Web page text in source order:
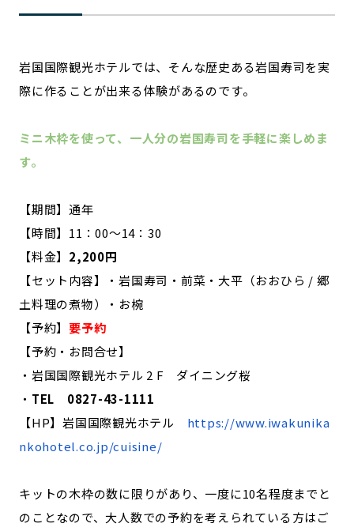
岩国国際観光ホテルでは、そんな歴史ある岩国寿司を実
際に作ることが出来る体験があるのです。
ミニ木枠を使って、一人分の岩国寿司を手軽に楽しめま
す。
【期間】通年
【時間】11：00～14：30
【料金】 2,200円
【セット内容】・岩国寿司・前菜・大平（おおひら / 郷
土料理の煮物）・お椀
【予約】 要予約
【予約・お問合せ】
・岩国国際観光ホテル 2 F ダイニング桜
・ TEL 0827-43-1111
【HP】岩国国際観光ホテル https://www.iwakunika
nkohotel.co.jp/cuisine/
キットの木枠の数に限りがあり、一度に10名程度までと
のことなので、大人数での予約を考えられている方はご